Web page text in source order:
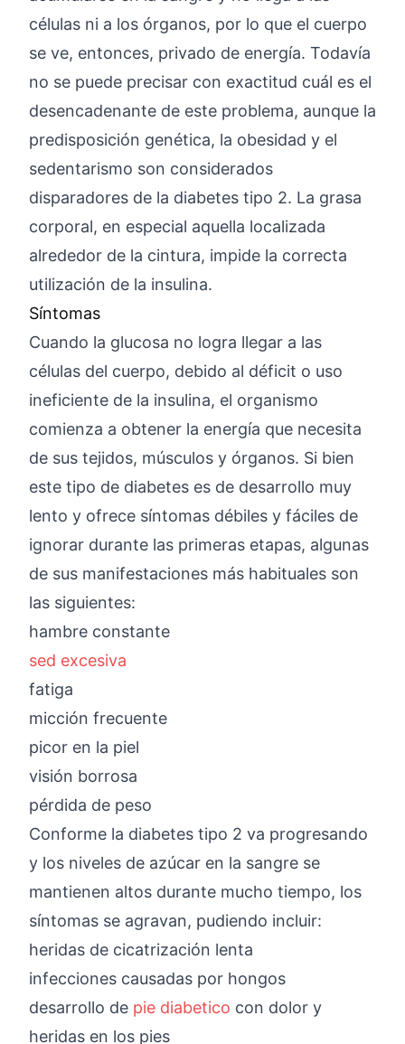
células ni a los órganos, por lo que el cuerpo
se ve, entonces, privado de energía. Todavía
no se puede precisar con exactitud cuál es el
desencadenante de este problema, aunque la
predisposición genética, la obesidad y el
sedentarismo son considerados
disparadores de la diabetes tipo 2. La grasa
corporal, en especial aquella localizada
alrededor de la cintura, impide la correcta
utilización de la insulina.
Síntomas
Cuando la glucosa no logra llegar a las
células del cuerpo, debido al déficit o uso
ineficiente de la insulina, el organismo
comienza a obtener la energía que necesita
de sus tejidos, músculos y órganos. Si bien
este tipo de diabetes es de desarrollo muy
lento y ofrece síntomas débiles y fáciles de
ignorar durante las primeras etapas, algunas
de sus manifestaciones más habituales son
las siguientes:
hambre constante
sed excesiva
fatiga
micción frecuente
picor en la piel
visión borrosa
pérdida de peso
Conforme la diabetes tipo 2 va progresando
y los niveles de azúcar en la sangre se
mantienen altos durante mucho tiempo, los
síntomas se agravan, pudiendo incluir:
heridas de cicatrización lenta
infecciones causadas por hongos
desarrollo de pie diabetico con dolor y
heridas en los pies